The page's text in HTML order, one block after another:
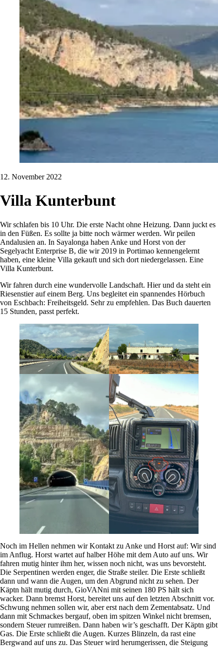
12. November 2022
Villa Kunterbunt
Wir schlafen bis 10 Uhr. Die erste Nacht ohne Heizung. Dann juckt es
in den Füßen. Es sollte ja bitte noch wärmer werden. Wir peilen
Andalusien an. In Sayalonga haben Anke und Horst von der
Segelyacht Enterprise B, die wir 2019 in Portimao kennengelernt
haben, eine kleine Villa gekauft und sich dort niedergelassen. Eine
Villa Kunterbunt.
Wir fahren durch eine wundervolle Landschaft. Hier und da steht ein
Riesenstier auf einem Berg. Uns begleitet ein spannendes Hörbuch
von Eschbach: Freiheitsgeld. Sehr zu empfehlen. Das Buch dauerten
15 Stunden, passt perfekt.
Noch im Hellen nehmen wir Kontakt zu Anke und Horst auf: Wir sind
im Anflug. Horst wartet auf halber Höhe mit dem Auto auf uns. Wir
fahren mutig hinter ihm her, wissen noch nicht, was uns bevorsteht.
Die Serpentinen werden enger, die Straße steiler. Die Erste schließt
dann und wann die Augen, um den Abgrund nicht zu sehen. Der
Käptn hält mutig durch, GioVANni mit seinen 180 PS hält sich
wacker. Dann bremst Horst, bereitet uns auf den letzten Abschnitt vor.
Schwung nehmen sollen wir, aber erst nach dem Zementabsatz. Und
dann mit Schmackes bergauf, oben im spitzen Winkel nicht bremsen,
sondern Steuer rumreißen. Dann haben wir’s geschafft. Der Käptn gibt
Gas. Die Erste schließt die Augen. Kurzes Blinzeln, da rast eine
Bergwand auf uns zu. Das Steuer wird herumgerissen, die Steigung